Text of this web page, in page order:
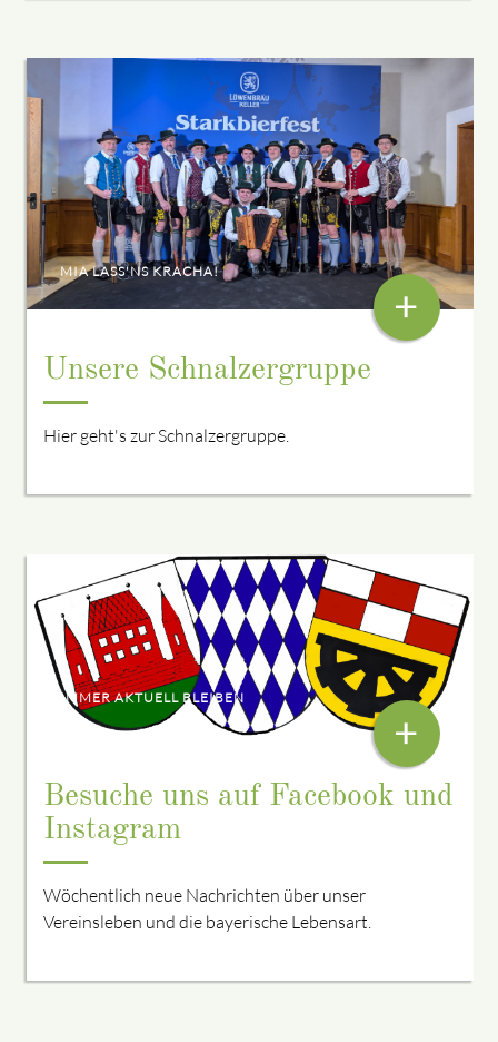
MIA LASS'NS KRACHA!
Unsere Schnalzergruppe
Hier geht's zur Schnalzergruppe.
+
IMMER AKTUELL BLEIBEN
Besuche uns auf Facebook und
Instagram
Wöchentlich neue Nachrichten über unser
Vereinsleben und die bayerische Lebensart.
+